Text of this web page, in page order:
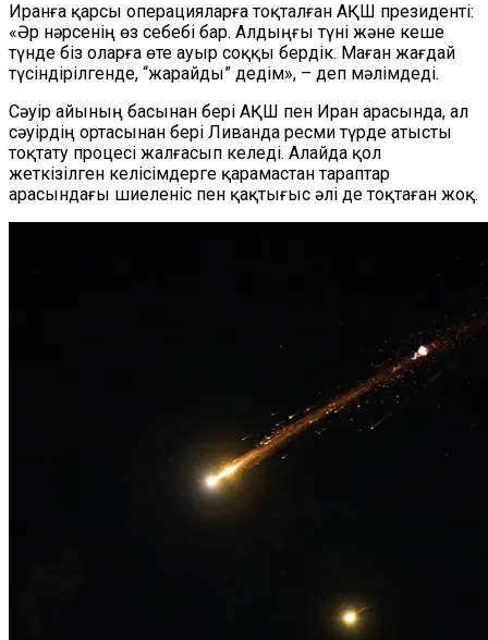
Иранға қарсы операцияларға тоқталған АҚШ президенті:
«Әр нәрсенің өз себебі бар. Алдыңғы түні және кеше
түнде біз оларға өте ауыр соққы бердік. Маған жағдай
түсіндірілгенде, “жарайды” дедім», – деп мәлімдеді.
Сәуір айының басынан бері АҚШ пен Иран арасында, ал
сәуірдің ортасынан бері Ливанда ресми түрде атысты
тоқтату процесі жалғасып келеді. Алайда қол
жеткізілген келісімдерге қарамастан тараптар
арасындағы шиеленіс пен қақтығыс әлі де тоқтаған жоқ.